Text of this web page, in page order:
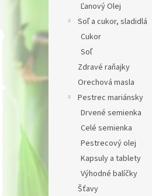
Ľanový Olej
Soľ a cukor, sladidlá
Cukor
Soľ
Zdravé raňajky
Orechová masla
Pestrec mariánsky
Drvené semienka
Celé semienka
Pestrecový olej
Kapsuly a tablety
Výhodné balíčky
Šťavy